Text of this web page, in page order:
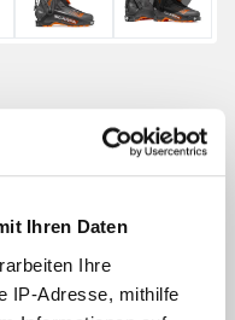
Ihren Daten
Ihre
IP-Adresse, mithilfe
Next